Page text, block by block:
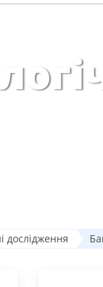
дослідження